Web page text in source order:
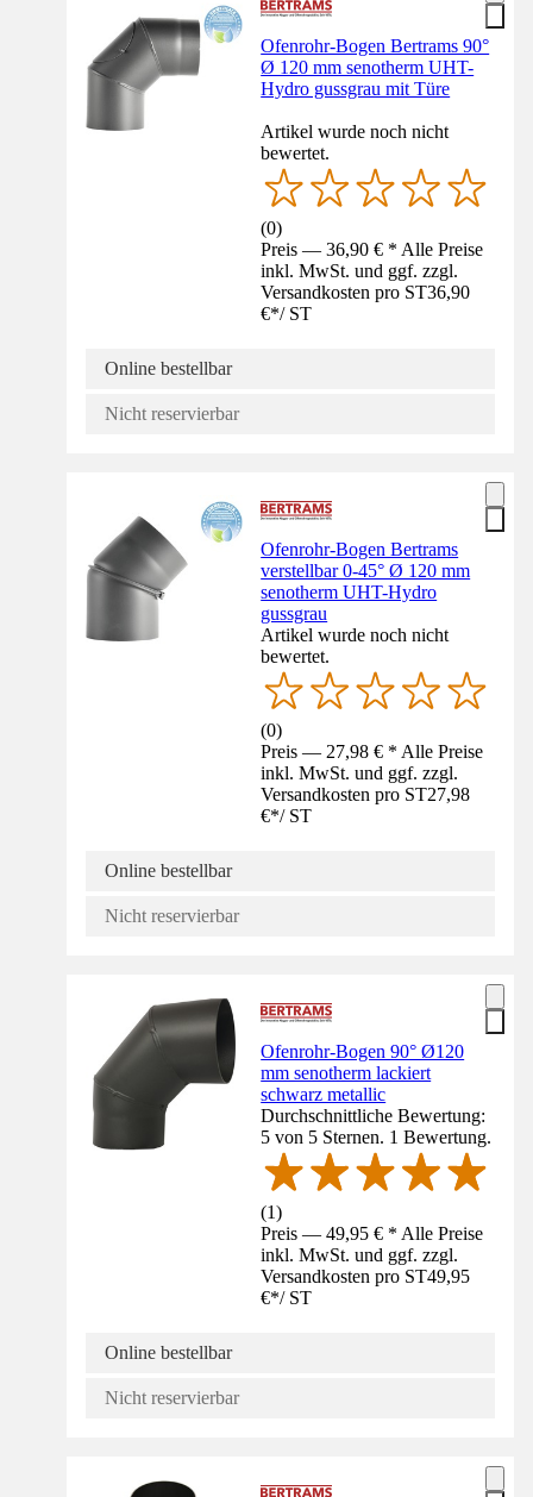
Ofenrohr-Bogen Bertrams 90°
Ø 120 mm senotherm UHT-
Hydro gussgrau mit Türe
Artikel wurde noch nicht
bewertet.
(0)
Preis — 36,90 € * Alle Preise
inkl. MwSt. und ggf. zzgl.
Versandkosten pro ST36,90
€*/ ST
Online bestellbar
Nicht reservierbar
Ofenrohr-Bogen Bertrams
verstellbar 0-45° Ø 120 mm
senotherm UHT-Hydro
gussgrau
Artikel wurde noch nicht
bewertet.
(0)
Preis — 27,98 € * Alle Preise
inkl. MwSt. und ggf. zzgl.
Versandkosten pro ST27,98
€*/ ST
Online bestellbar
Nicht reservierbar
Ofenrohr-Bogen 90° Ø120
mm senotherm lackiert
schwarz metallic
Durchschnittliche Bewertung:
5 von 5 Sternen. 1 Bewertung.
(1)
Preis — 49,95 € * Alle Preise
inkl. MwSt. und ggf. zzgl.
Versandkosten pro ST49,95
€*/ ST
Online bestellbar
Nicht reservierbar